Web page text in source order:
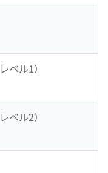
ベル1）
ベル2）